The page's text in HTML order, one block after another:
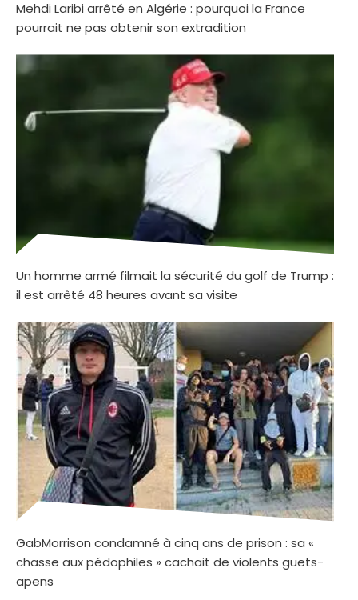
Mehdi Laribi arrêté en Algérie : pourquoi la France
pourrait ne pas obtenir son extradition
Un homme armé filmait la sécurité du golf de Trump :
il est arrêté 48 heures avant sa visite
GabMorrison condamné à cinq ans de prison : sa «
chasse aux pédophiles » cachait de violents guets-
apens